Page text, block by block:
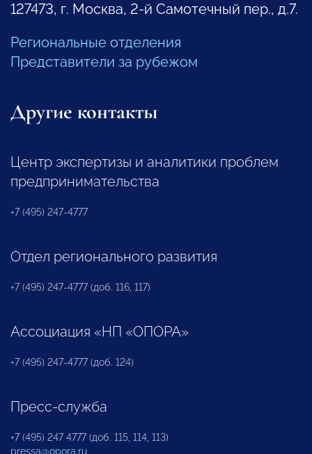
127473, г. Москва, 2-й Самотечный пер., д.7.
Региональные отделения
Представители за рубежом
Другие контакты
Центр экспертизы и аналитики проблем
предпринимательства
+7 (495) 247-4777
Отдел регионального развития
+7 (495) 247-4777 (доб. 116, 117)
Ассоциация «НП «ОПОРА»
+7 (495) 247-4777 (доб. 124)
Пресс-служба
+7 (495) 247 4777 (доб. 115, 114, 113)
pressa@opora.ru